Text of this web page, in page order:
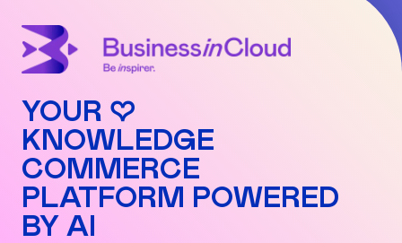
YOUR ♡
KNOWLEDGE
COMMERCE
PLATFORM POWERED
BY AI